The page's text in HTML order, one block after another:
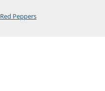
Red Peppers